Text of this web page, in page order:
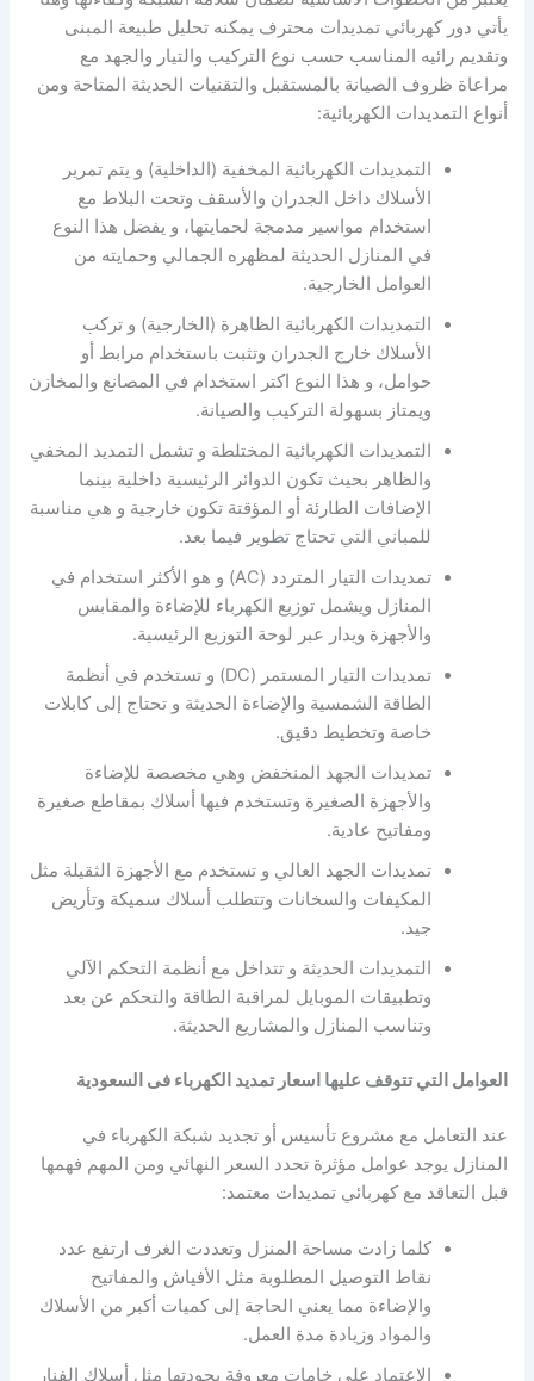
يأتي دور كهربائي تمديدات محترف يمكنه تحليل طبيعة المبنى
وتقديم رائيه المناسب حسب نوع التركيب والتيار والجهد مع
مراعاة ظروف الصيانة بالمستقبل والتقنيات الحديثة المتاحة ومن
أنواع التمديدات الكهربائية:
التمديدات الكهربائية المخفية (الداخلية) و يتم تمرير
الأسلاك داخل الجدران والأسقف وتحت البلاط مع
استخدام مواسير مدمجة لحمايتها، و يفضل هذا النوع
في المنازل الحديثة لمظهره الجمالي وحمايته من
العوامل الخارجية.
التمديدات الكهربائية الظاهرة (الخارجية) و تركب
الأسلاك خارج الجدران وتثبت باستخدام مرابط أو
حوامل، و هذا النوع اكتر استخدام في المصانع والمخازن
ويمتاز بسهولة التركيب والصيانة.
التمديدات الكهربائية المختلطة و تشمل التمديد المخفي
والظاهر بحيث تكون الدوائر الرئيسية داخلية بينما
الإضافات الطارئة أو المؤقتة تكون خارجية و هي مناسبة
للمباني التي تحتاج تطوير فيما بعد.
تمديدات التيار المتردد (AC) و هو الأكثر استخدام في
المنازل ويشمل توزيع الكهرباء للإضاءة والمقابس
والأجهزة ويدار عبر لوحة التوزيع الرئيسية.
تمديدات التيار المستمر (DC) و تستخدم في أنظمة
الطاقة الشمسية والإضاءة الحديثة و تحتاج إلى كابلات
خاصة وتخطيط دقيق.
تمديدات الجهد المنخفض وهي مخصصة للإضاءة
والأجهزة الصغيرة وتستخدم فيها أسلاك بمقاطع صغيرة
ومفاتيح عادية.
تمديدات الجهد العالي و تستخدم مع الأجهزة الثقيلة مثل
المكيفات والسخانات وتتطلب أسلاك سميكة وتأريض
جيد.
التمديدات الحديثة و تتداخل مع أنظمة التحكم الآلي
وتطبيقات الموبايل لمراقبة الطاقة والتحكم عن بعد
وتناسب المنازل والمشاريع الحديثة.
العوامل التي تتوقف عليها اسعار تمديد الكهرباء فى السعودية
عند التعامل مع مشروع تأسيس أو تجديد شبكة الكهرباء في
المنازل يوجد عوامل مؤثرة تحدد السعر النهائي ومن المهم فهمها
قبل التعاقد مع كهربائي تمديدات معتمد:
كلما زادت مساحة المنزل وتعددت الغرف ارتفع عدد
نقاط التوصيل المطلوبة مثل الأفياش والمفاتيح
والإضاءة مما يعني الحاجة إلى كميات أكبر من الأسلاك
والمواد وزيادة مدة العمل.
الاعتماد على خامات معروفة بجودتها مثل أسلاك الفنار